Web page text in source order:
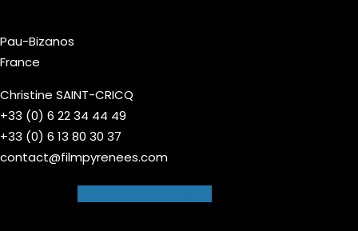
Pau-Bizanos
France
Christine SAINT-CRICQ
+33 (0) 6 22 34 44 49
+33 (0) 6 13 80 30 37
contact@filmpyrenees.com